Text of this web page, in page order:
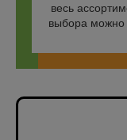
весь
выбора можно